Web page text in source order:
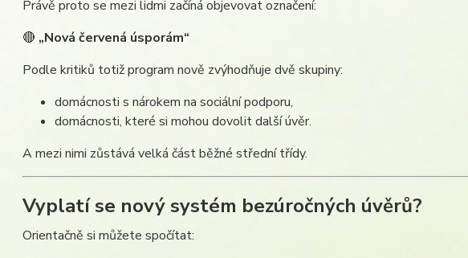
Právě proto se mezi lidmi začíná objevovat označení:
🔴 „Nová červená úsporám“
Podle kritiků totiž program nově zvýhodňuje dvě skupiny:
domácnosti s nárokem na sociální podporu,
domácnosti, které si mohou dovolit další úvěr.
A mezi nimi zůstává velká část běžné střední třídy.
Vyplatí se nový systém bezúročných úvěrů?
Orientačně si můžete spočítat: